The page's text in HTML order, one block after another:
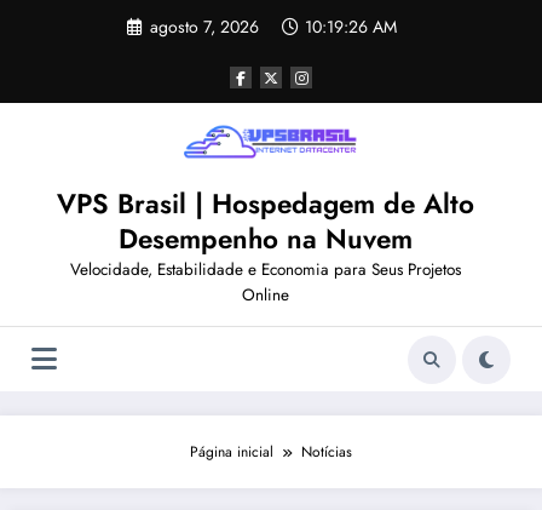
agosto 7, 2026 10:19:27 AM
VPS Brasil | Hospedagem de Alto
Desempenho na Nuvem
Velocidade, Estabilidade e Economia para Seus Projetos
Online
Página inicial Notícias